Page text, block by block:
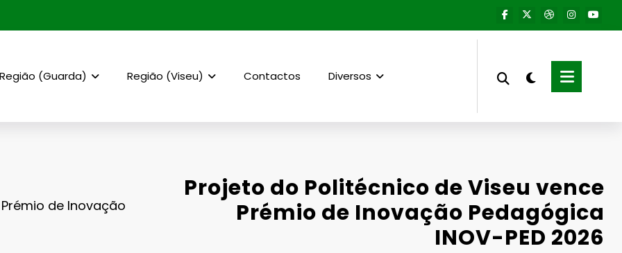
Região (Guarda) Região (Viseu) Contactos Diversos
de Inovação
Projeto do Politécnico de Viseu vence
Prémio de Inovação Pedagógica
INOV-PED 2026